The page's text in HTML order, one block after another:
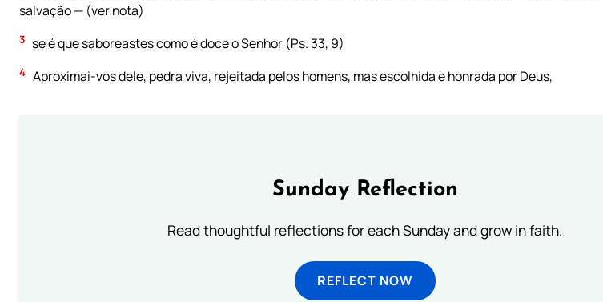
salvação — (ver nota)
3 se é que saboreastes como é doce o Senhor (Ps. 33, 9)
4 Aproximai-vos dele, pedra viva, rejeitada pelos homens, mas escolhida e honrada por Deus,
Sunday Reflection
Read thoughtful reflections for each Sunday and grow in faith.
REFLECT NOW